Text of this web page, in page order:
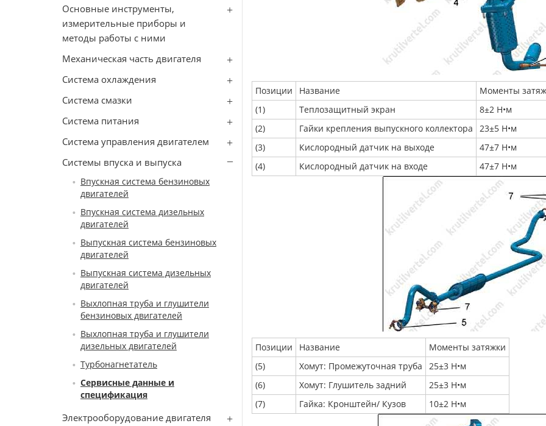
Основные инструменты,
измерительные приборы и
методы работы с ними
Механическая часть двигателя
Система охлаждения
Система смазки
Система питания
Система управления двигателем
Системы впуска и выпуска
Впускная система бензиновых
двигателей
Впускная система дизельных
двигателей
Выпускная система бензиновых
двигателей
Выпускная система дизельных
двигателей
Выхлопная труба и глушители
бензиновых двигателей
Выхлопная труба и глушители
дизельных двигателей
Турбонагнетатель
Сервисные данные и
спецификация
Электрооборудование двигателя
Позиции Название
Моменты
(1)
Теплозащитный экран
8±2 Н•м
(2)
Гайки крепления выпускного коллектора
23±5 Н•м
(3)
Кислородный датчик на выходе
47±7 Н•м
(4)
Кислородный датчик на входе 47±7 Н•м
Позиции Название
Моменты затяжки
(5)
Хомут: Промежуточная труба
25±3 Н•м
(6)
Хомут: Глушитель задний
25±3 Н•м
(7)
Гайка: Кронштейн/ Кузов 10±2 Н•м